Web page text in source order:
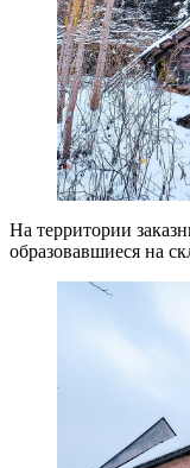
На территории
образовавшиеся на